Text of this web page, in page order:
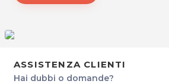
ASSISTENZA CLIENTI
Hai dubbi o domande?